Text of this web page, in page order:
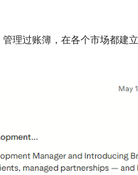
理过账簿，在各个市场都建